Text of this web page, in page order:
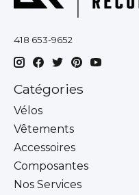
418 653-9652
Catégories
Vélos
Vêtements
Accessoires
Composantes
Nos Services